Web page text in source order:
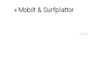
Mobilt & Surfplattor